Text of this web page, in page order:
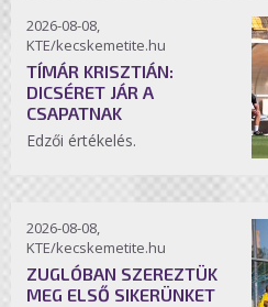
2026-08-08,
KTE/kecskemetite.hu
TÍMÁR KRISZTIÁN:
DICSÉRET JÁR A
CSAPATNAK
Edzői értékelés.
2026-08-08,
KTE/kecskemetite.hu
ZUGLÓBAN SZEREZTÜK
MEG ELSŐ SIKERÜNKET